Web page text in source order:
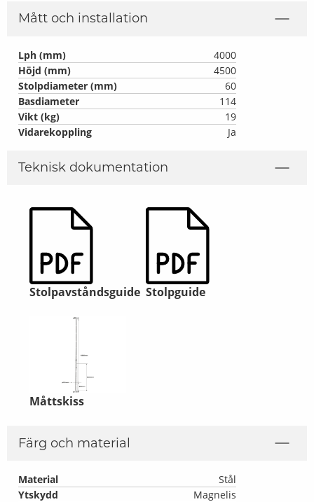
Mått och installation
Lph (mm)
4000
Höjd (mm)
4500
Stolpdiameter (mm)
60
Basdiameter
114
Vikt (kg)
19
Vidarekoppling
Ja
Teknisk dokumentation
Stolpavståndsguide Stolpguide
Måttskiss
Färg och material
Material
Stål
Ytskydd
Magnelis